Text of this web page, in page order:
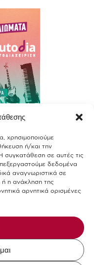
χρησιμοποιούμε
ή/και την
σε αυτές τις
δεδομένα
αναγνωριστικά σε
η ανάκληση της
αρνητικά ορισμένες
Safety